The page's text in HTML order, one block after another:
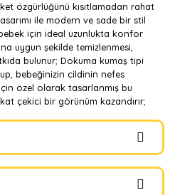
özgürlüğünü kısıtlamadan rahat
ile modern ve sade bir stil
için ideal uzunlukta konfor
uygun şekilde temizlenmesi,
bulunur; Dokuma kumaş tipi
bebeğinizin cildinin nefes
özel olarak tasarlanmış bu
çekici bir görünüm kazandırır;